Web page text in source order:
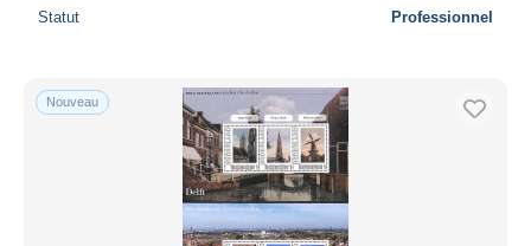
Statut Professionnel
Nouveau